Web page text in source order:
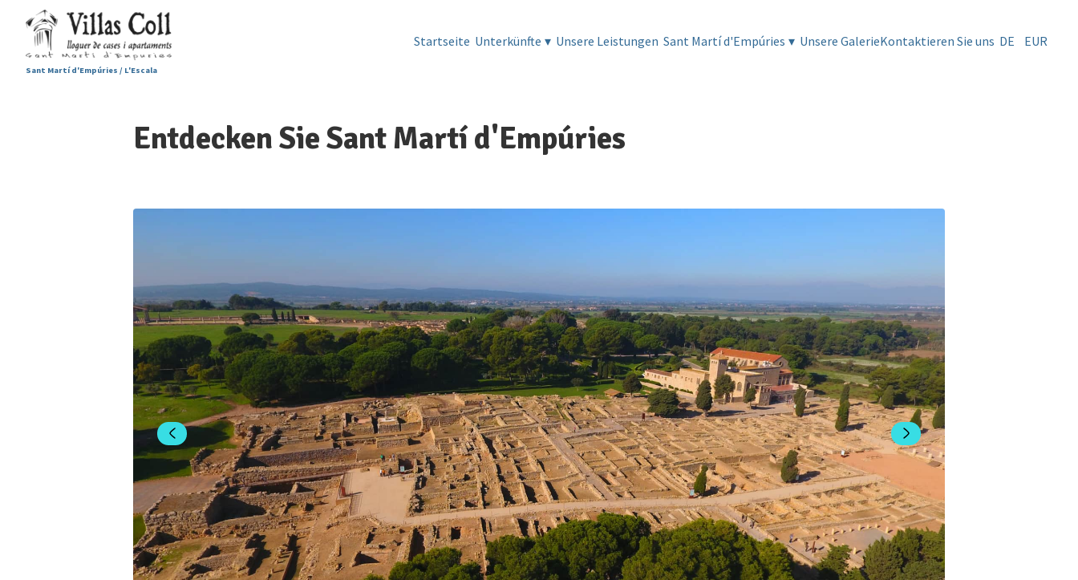
Sant Martí d'Empúries / L'Escala
Startseite Unterkünfte ▾ Unsere Leistungen Sant Martí d'Empúries ▾ Unsere GalerieKontaktieren Sie uns DE EUR
Entdecken Sie Sant Martí d'Empúries